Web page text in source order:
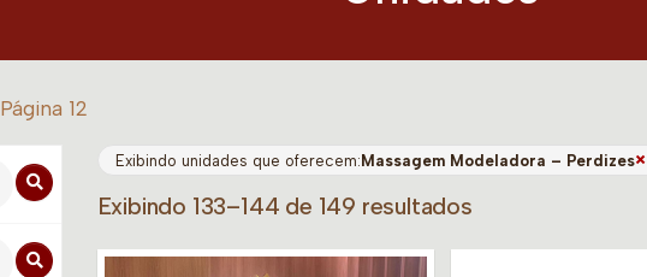
Página 12
Exibindo unidades que oferecem:Massagem Modeladora – Perdizes×
Exibindo 133–144 de 149 resultados